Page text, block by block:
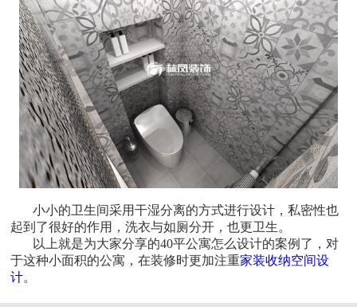
小小的卫生间采用干湿分离的方式进行设计，私密性也
起到了很好的作用，洗衣与如厕分开，也更卫生。
以上就是为大家分享的40平公寓怎么设计的案例了，对
于这种小面积的公寓，在装修时更加注重家装收纳空间设
计。